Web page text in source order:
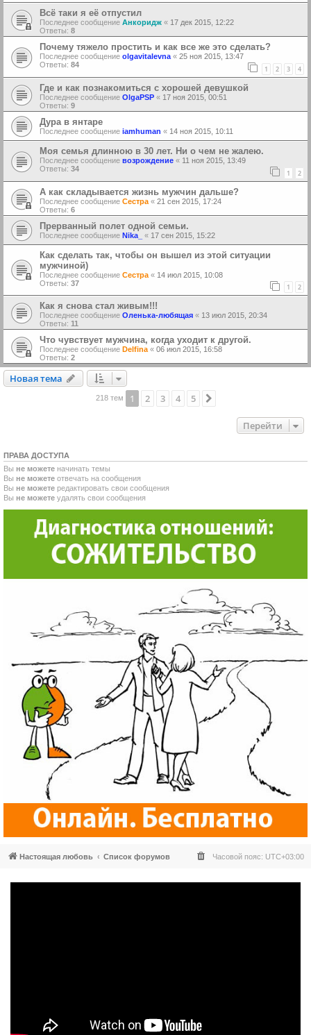
Всё таки я её отпустил
Последнее сообщение Анкоридж « 17 дек 2015, 12:22
Ответы: 8
Почему тяжело простить и как все же это сделать?
Последнее сообщение olgavitalevna « 25 ноя 2015, 13:47
Ответы: 84 1 2 3 4
Где и как познакомиться с хорошей девушкой
Последнее сообщение OlgaPSP « 17 ноя 2015, 00:51
Ответы: 9
Дура в янтаре
Последнее сообщение iamhuman « 14 ноя 2015, 10:11
Моя семья длинною в 30 лет. Ни о чем не жалею.
Последнее сообщение возрoждение « 11 ноя 2015, 13:49
Ответы: 34 1 2
А как складывается жизнь мужчин дальше?
Последнее сообщение Сестра « 21 сен 2015, 17:24
Ответы: 6
Прерванный полет одной семьи.
Последнее сообщение Nika_ « 17 сен 2015, 15:22
Как сделать так, чтобы он вышел из этой ситуации
мужчиной)
Последнее сообщение Сестра « 14 июл 2015, 10:08
Ответы: 37 1 2
Как я снова стал живым!!!
Последнее сообщение Оленька-любящая « 13 июл 2015, 20:34
Ответы: 11
Что чувствует мужчина, когда уходит к другой.
Последнее сообщение Delfina « 06 июл 2015, 16:58
Ответы: 2
Новая тема
Новаятема
218 тем 1 2 3 4 5
Перейти
ПРАВА ДОСТУПА
Вы не можете начинать темы
Вы не можете отвечать на сообщения
Вы не можете редактировать свои сообщения
Вы не можете удалять свои сообщения
Настоящая любовь Список форумов Часовой пояс: UTC+03:00